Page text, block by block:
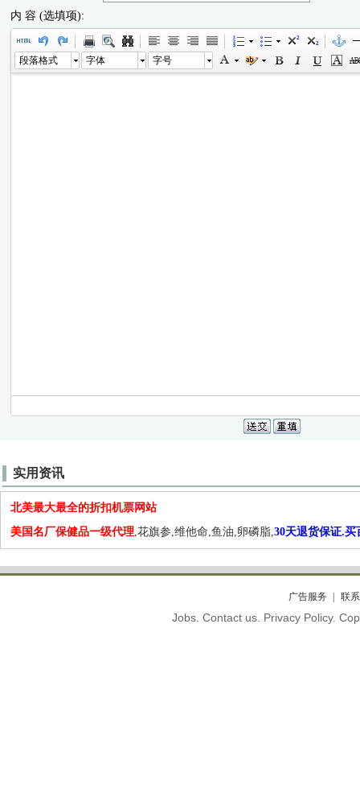
内 容 (选填项):
段落格式 字体 字号
实用资讯
北美最大最全的折扣机票网站
美国名厂保健品一级代理,花旗参,维他命,鱼油,卵磷脂,30天退货保证.买
广告服务 联
Jobs. Contact us. Privacy Policy.